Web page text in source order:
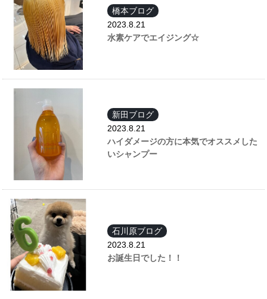
橋本ブログ
2023.8.21
水素ケアでエイジング☆
新田ブログ
2023.8.21
ハイダメージの方に本気でオススメした
いシャンプー
石川原ブログ
2023.8.21
お誕生日でした！！